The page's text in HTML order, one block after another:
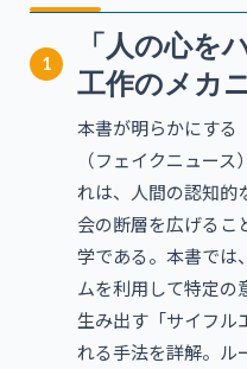
1
「人の心を
工作のメカ
本書が明らかにする
（フェイクニュー
れは、人間の認知的
会の断層を広げるこ
学である。本書では
ムを利用して特定の
生み出す「サイフ
れる手法を詳解。ル